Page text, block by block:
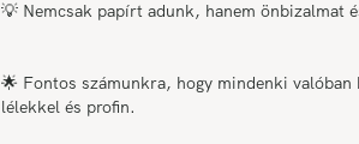
💡 Nemcsak papírt adunk, hanem önbizalmat
🌟 Fontos számunkra, hogy mindenki
lélekkel és profin.